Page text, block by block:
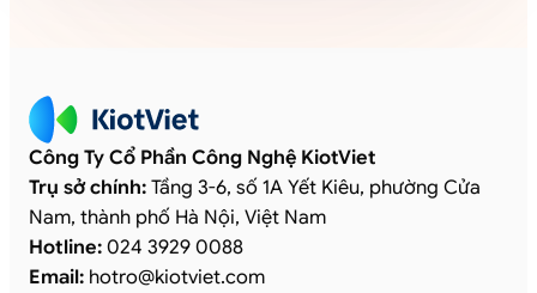
Công Ty Cổ Phần Công Nghệ KiotViet
Trụ sở chính: Tầng 3-6, số 1A Yết Kiêu, phường Cửa
Nam, thành phố Hà Nội, Việt Nam
Hotline: 024 3929 0088
Email: hotro@kiotviet.com